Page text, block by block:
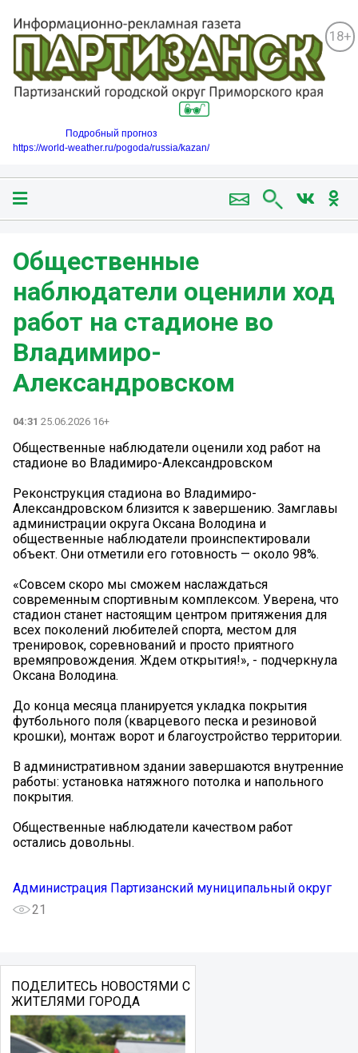
18+
Подробный прогноз
https://world-weather.ru/pogoda/russia/kazan/
Общественные
наблюдатели оценили ход
работ на стадионе во
Владимиро-
Александровском
04:31 25.06.2026 16+
Общественные наблюдатели оценили ход работ на
стадионе во Владимиро-Александровском
Реконструкция стадиона во Владимиро-
Александровском близится к завершению. Замглавы
администрации округа Оксана Володина и
общественные наблюдатели проинспектировали
объект. Они отметили его готовность — около 98%.
«Совсем скоро мы сможем наслаждаться
современным спортивным комплексом. Уверена, что
стадион станет настоящим центром притяжения для
всех поколений любителей спорта, местом для
тренировок, соревнований и просто приятного
времяпровождения. Ждем открытия!», - подчеркнула
Оксана Володина.
До конца месяца планируется укладка покрытия
футбольного поля (кварцевого песка и резиновой
крошки), монтаж ворот и благоустройство территории.
В административном здании завершаются внутренние
работы: установка натяжного потолка и напольного
покрытия.
Общественные наблюдатели качеством работ
остались довольны.
Администрация Партизанский муниципальный округ
21
ПОДЕЛИТЕСЬ НОВОСТЯМИ С
ЖИТЕЛЯМИ ГОРОДА